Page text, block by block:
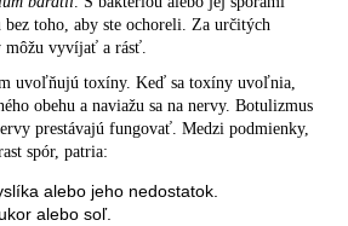
toho, aby ste ochoreli. Za určitých
môžu vyvíjať a rásť.
uvoľňujú toxíny. Keď sa toxíny uvoľnia,
obehu a naviažu sa na nervy. Botulizmus
prestávajú fungovať. Medzi podmienky,
spór, patria:
alebo jeho nedostatok.
alebo soľ.